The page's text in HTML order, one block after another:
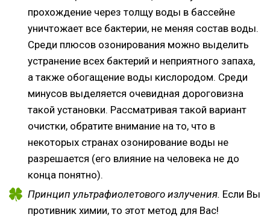
прохождение через толщу воды в бассейне
уничтожает все бактерии, не меняя состав воды.
Среди плюсов озонирования можно выделить
устранение всех бактерий и неприятного запаха,
а также обогащение воды кислородом. Среди
минусов выделяется очевидная дороговизна
такой установки. Рассматривая такой вариант
очистки, обратите внимание на то, что в
некоторых странах озонирование воды не
разрешается (его влияние на человека не до
конца понятно).
Принцип ультрафиолетового излучения. Если Вы
противник химии, то этот метод для Вас!